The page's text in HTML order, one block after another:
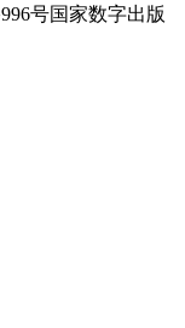
号国家数字出版